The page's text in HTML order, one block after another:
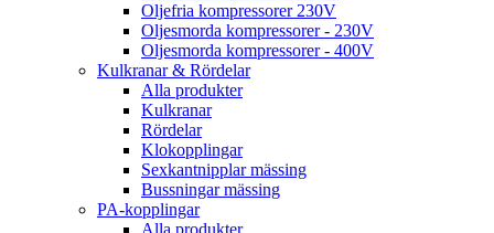
Oljefria kompressorer 230V
Oljesmorda kompressorer - 230V
Oljesmorda kompressorer - 400V
Kulkranar & Rördelar
Alla produkter
Kulkranar
Rördelar
Klokopplingar
Sexkantnipplar mässing
Bussningar mässing
PA-kopplingar
Alla produkter